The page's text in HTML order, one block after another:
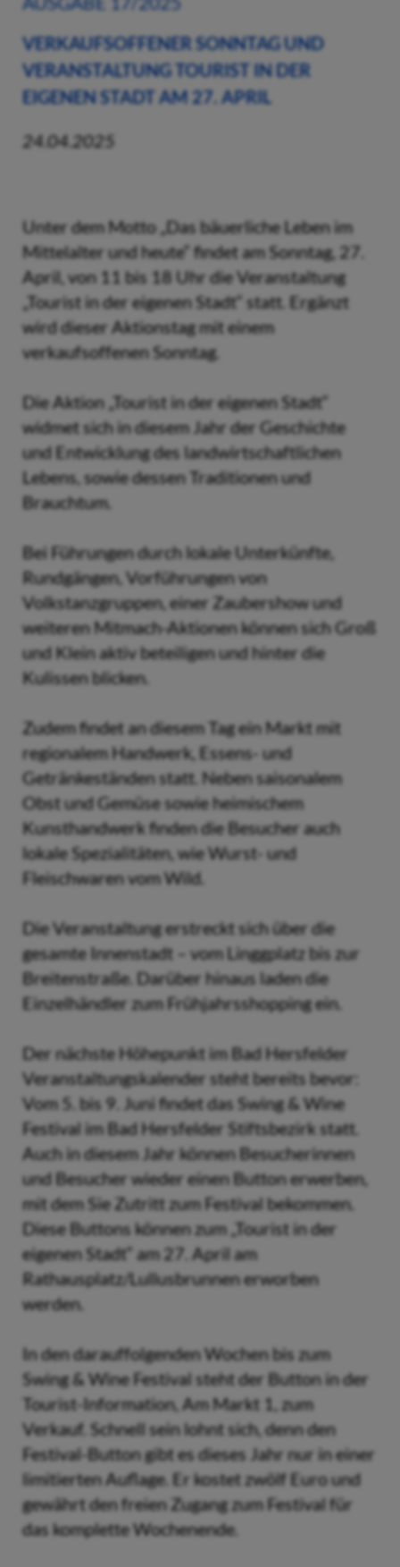
VERKAUFSOFFENER SONNTAG UND
VERANSTALTUNG TOURIST IN DER
EIGENEN STADT AM 27. APRIL
24.04.2025
Unter dem Motto „Das bäuerliche Leben im
Mittelalter und heute“ findet am Sonntag, 27.
April, von 11 bis 18 Uhr die Veranstaltung
„Tourist in der eigenen Stadt“ statt. Ergänzt
wird dieser Aktionstag mit einem
verkaufsoffenen Sonntag.
Die Aktion „Tourist in der eigenen Stadt“
widmet sich in diesem Jahr der Geschichte
und Entwicklung des landwirtschaftlichen
Lebens, sowie dessen Traditionen und
Brauchtum.
Bei Führungen durch lokale Unterkünfte,
Rundgängen, Vorführungen von
Volkstanzgruppen, einer Zaubershow und
weiteren Mitmach-Aktionen können sich Groß
und Klein aktiv beteiligen und hinter die
Kulissen blicken.
Zudem findet an diesem Tag ein Markt mit
regionalem Handwerk, Essens- und
Getränkeständen statt. Neben saisonalem
Obst und Gemüse sowie heimischem
Kunsthandwerk finden die Besucher auch
lokale Spezialitäten, wie Wurst- und
Fleischwaren vom Wild.
Die Veranstaltung erstreckt sich über die
gesamte Innenstadt – vom Linggplatz bis zur
Breitenstraße. Darüber hinaus laden die
Einzelhändler zum Frühjahrsshopping ein.
Der nächste Höhepunkt im Bad Hersfelder
Veranstaltungskalender steht bereits bevor:
Vom 5. bis 9. Juni findet das Swing & Wine
Festival im Bad Hersfelder Stiftsbezirk statt.
Auch in diesem Jahr können Besucherinnen
und Besucher wieder einen Button erwerben,
mit dem Sie Zutritt zum Festival bekommen.
Diese Buttons können zum „Tourist in der
eigenen Stadt“ am 27. April am
Rathausplatz/Lullusbrunnen erworben
werden.
In den darauffolgenden Wochen bis zum
Swing & Wine Festival steht der Button in der
Tourist-Information, Am Markt 1, zum
Verkauf. Schnell sein lohnt sich, denn den
Festival-Button gibt es dieses Jahr nur in einer
limitierten Auflage. Er kostet zwölf Euro und
gewährt den freien Zugang zum Festival für
das komplette Wochenende.